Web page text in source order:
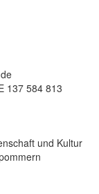
137 584 813
und Kultur